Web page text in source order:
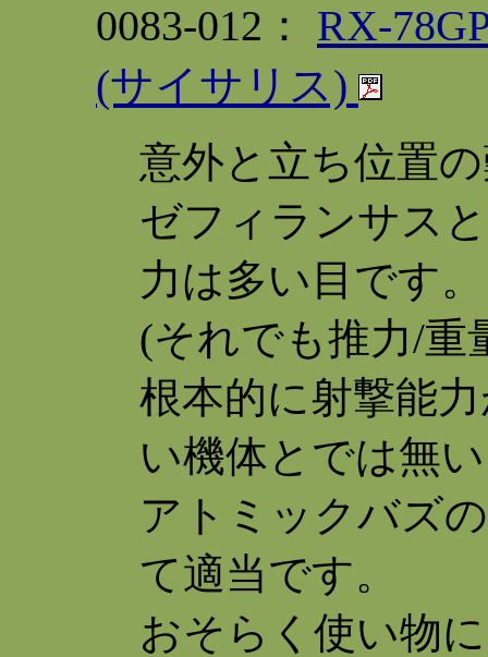
0083-012： RX-
(サイサリス)
意外と立ち位置
ゼフィランサス
力は多い目です。
(それでも推力/
根本的に射撃能
い機体とでは無
アトミックバズ
て適当です。
おそらく使い物